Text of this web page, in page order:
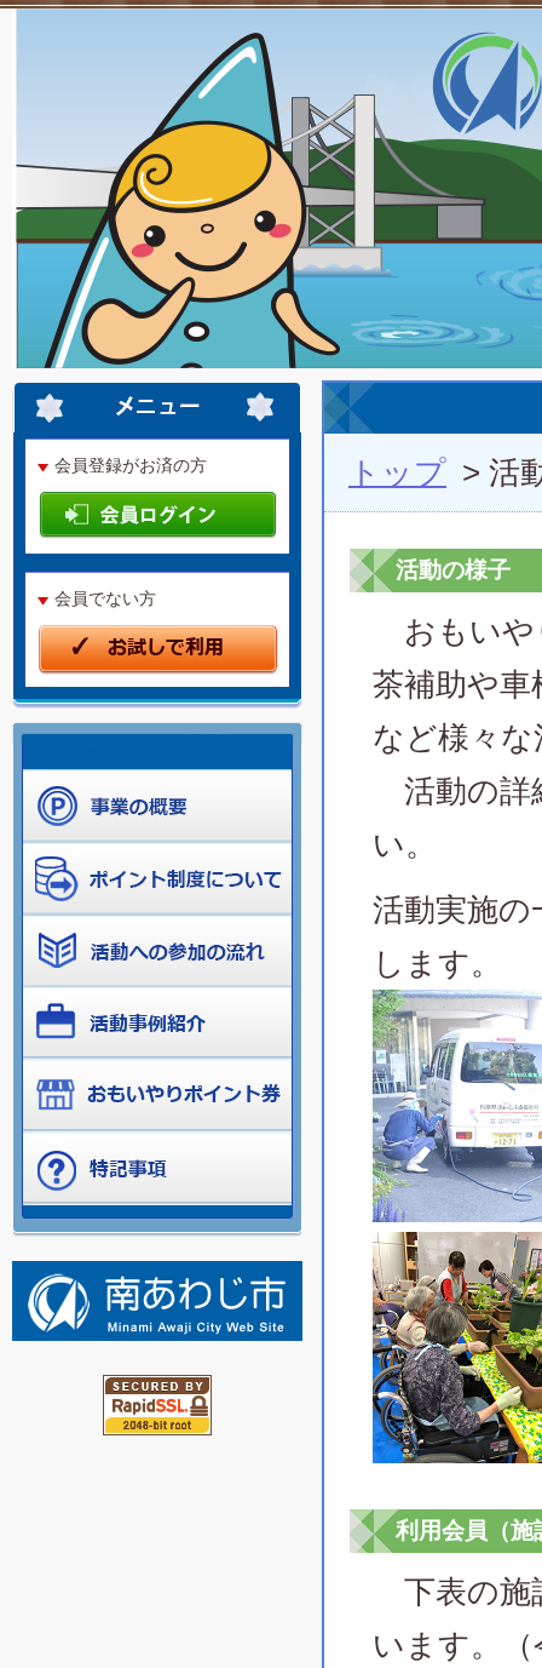
会員登録がお済の方
会員でない方
トップ > 活
活動の様子
おもいや
茶補助や車
など様々
活動の詳
い。
活動実施
します。
利用会員（施
下表の施
います。